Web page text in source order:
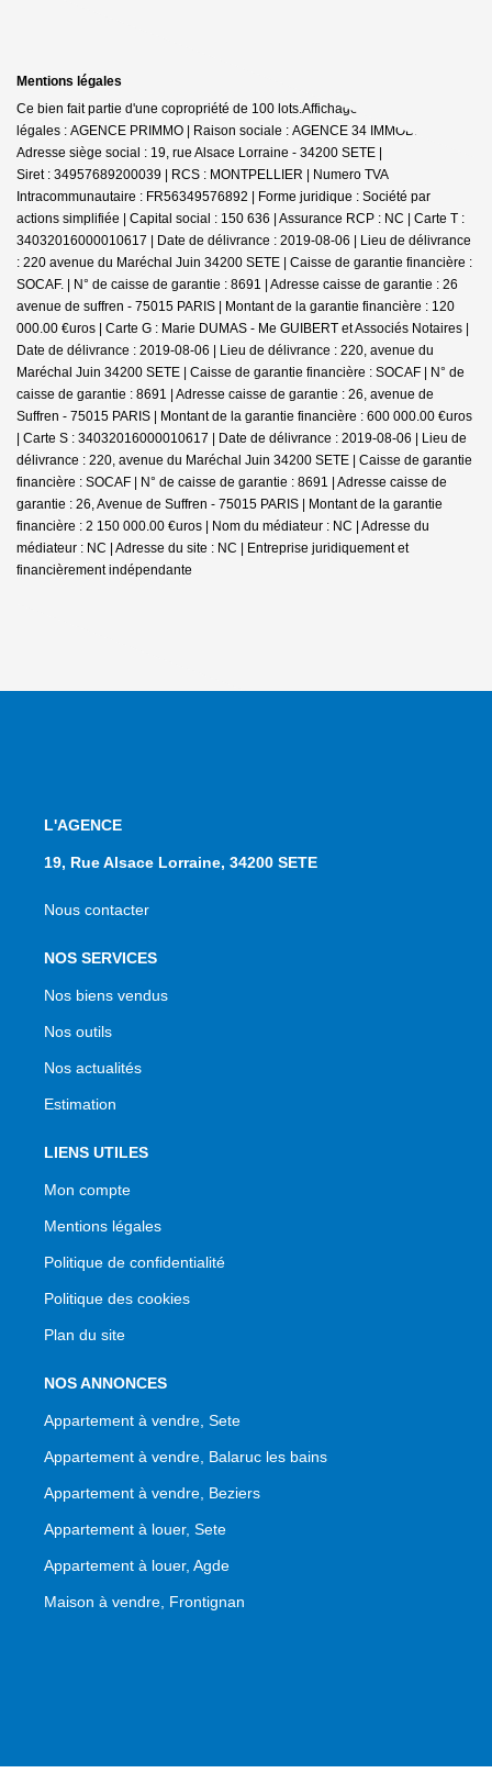
Mentions légales
Ce bien fait partie d'une copropriété de 100 lots.Affichage des informations
légales : AGENCE PRIMMO | Raison sociale : AGENCE 34 IMMOBILIER |
Adresse siège social : 19, rue Alsace Lorraine - 34200 SETE |
Siret : 34957689200039 | RCS : MONTPELLIER | Numero TVA
Intracommunautaire : FR56349576892 | Forme juridique : Société par
actions simplifiée | Capital social : 150 636 | Assurance RCP : NC | Carte T :
34032016000010617 | Date de délivrance : 2019-08-06 | Lieu de délivrance
: 220 avenue du Maréchal Juin 34200 SETE | Caisse de garantie financière :
SOCAF. | N° de caisse de garantie : 8691 | Adresse caisse de garantie : 26
avenue de suffren - 75015 PARIS | Montant de la garantie financière : 120
000.00 €uros | Carte G : Marie DUMAS - Me GUIBERT et Associés Notaires |
Date de délivrance : 2019-08-06 | Lieu de délivrance : 220, avenue du
Maréchal Juin 34200 SETE | Caisse de garantie financière : SOCAF | N° de
caisse de garantie : 8691 | Adresse caisse de garantie : 26, avenue de
Suffren - 75015 PARIS | Montant de la garantie financière : 600 000.00 €uros
| Carte S : 34032016000010617 | Date de délivrance : 2019-08-06 | Lieu de
délivrance : 220, avenue du Maréchal Juin 34200 SETE | Caisse de garantie
financière : SOCAF | N° de caisse de garantie : 8691 | Adresse caisse de
garantie : 26, Avenue de Suffren - 75015 PARIS | Montant de la garantie
financière : 2 150 000.00 €uros | Nom du médiateur : NC | Adresse du
médiateur : NC | Adresse du site : NC | Entreprise juridiquement et
financièrement indépendante
L'AGENCE
19, Rue Alsace Lorraine, 34200 SETE
Nous contacter
NOS SERVICES
Nos biens vendus
Nos outils
Nos actualités
Estimation
LIENS UTILES
Mon compte
Mentions légales
Politique de confidentialité
Politique des cookies
Plan du site
NOS ANNONCES
Appartement à vendre, Sete
Appartement à vendre, Balaruc les bains
Appartement à vendre, Beziers
Appartement à louer, Sete
Appartement à louer, Agde
Maison à vendre, Frontignan